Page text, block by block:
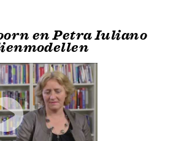
en Petra Iuliano